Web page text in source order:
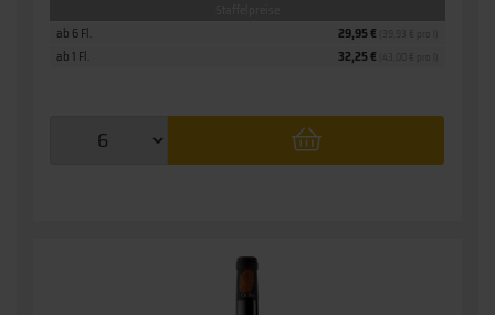
ab 1 Fl. 32,25 €
ab 6 Fl. 29,95 €